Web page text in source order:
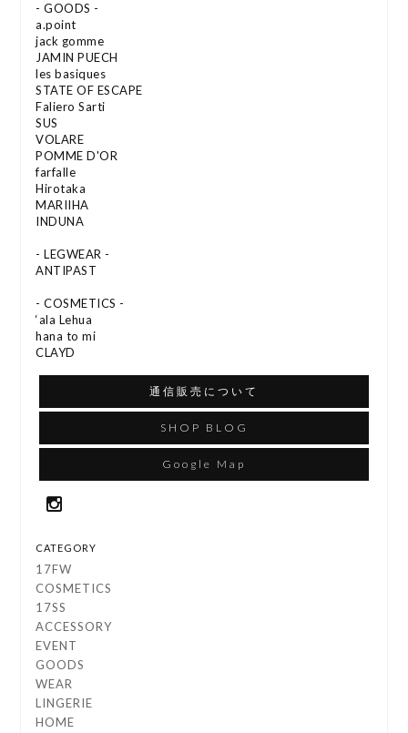
- GOODS -
a.point
jack gomme
JAMIN PUECH
les basiques
STATE OF ESCAPE
Faliero Sarti
SUS
VOLARE
POMME D'OR
farfalle
Hirotaka
MARIIHA
INDUNA
- LEGWEAR -
ANTIPAST
- COSMETICS -
‘ala Lehua
hana to mi
CLAYD
通信販売について
SHOP BLOG
Google Map
CATEGORY
17FW
COSMETICS
17SS
ACCESSORY
EVENT
GOODS
WEAR
LINGERIE
HOME